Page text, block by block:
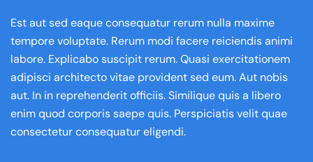
Est aut sed eaque consequatur rerum nulla maxime
tempore voluptate. Rerum modi facere reiciendis animi
labore. Explicabo suscipit rerum. Quasi exercitationem
adipisci architecto vitae provident sed eum. Aut nobis
aut. In in reprehenderit officiis. Similique quis a libero
enim quod corporis saepe quis. Perspiciatis velit quae
consectetur consequatur eligendi.